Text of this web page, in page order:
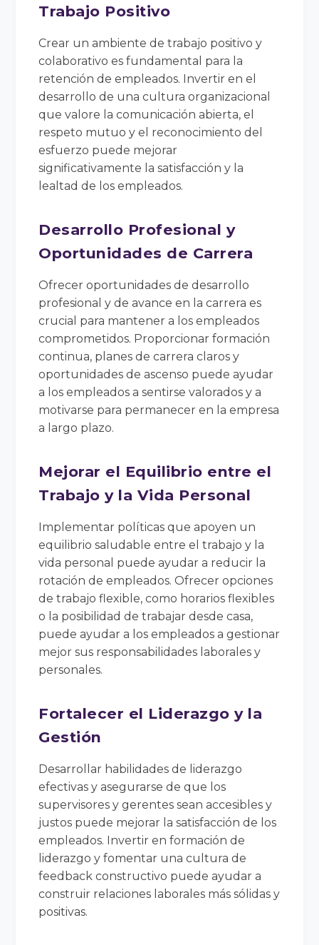
Trabajo Positivo
Crear un ambiente de trabajo positivo y
colaborativo es fundamental para la
retención de empleados. Invertir en el
desarrollo de una cultura organizacional
que valore la comunicación abierta, el
respeto mutuo y el reconocimiento del
esfuerzo puede mejorar
significativamente la satisfacción y la
lealtad de los empleados.
Desarrollo Profesional y
Oportunidades de Carrera
Ofrecer oportunidades de desarrollo
profesional y de avance en la carrera es
crucial para mantener a los empleados
comprometidos. Proporcionar formación
continua, planes de carrera claros y
oportunidades de ascenso puede ayudar
a los empleados a sentirse valorados y a
motivarse para permanecer en la empresa
a largo plazo.
Mejorar el Equilibrio entre el
Trabajo y la Vida Personal
Implementar políticas que apoyen un
equilibrio saludable entre el trabajo y la
vida personal puede ayudar a reducir la
rotación de empleados. Ofrecer opciones
de trabajo flexible, como horarios flexibles
o la posibilidad de trabajar desde casa,
puede ayudar a los empleados a gestionar
mejor sus responsabilidades laborales y
personales.
Fortalecer el Liderazgo y la
Gestión
Desarrollar habilidades de liderazgo
efectivas y asegurarse de que los
supervisores y gerentes sean accesibles y
justos puede mejorar la satisfacción de los
empleados. Invertir en formación de
liderazgo y fomentar una cultura de
feedback constructivo puede ayudar a
construir relaciones laborales más sólidas y
positivas.